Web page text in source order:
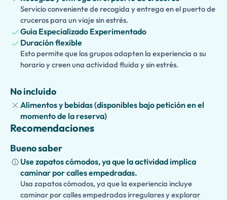
Costa de Amalfi. Las familias también pueden elegir una
visita guiada opcional apta para niños
interactiva, juegos, cuestionarios y actividades divertidas
diseñadas para mantener a los niños enganchados
durante todo el día.
garantizado a tiempo a tu crucero, esta excursión privada
en tierra es la forma perfecta de descubrir la
espectacular Costa de Amalfi a tu propio ritmo mientras
creas recuerdos inolvidables.
Servicio conveniente de recogida y entrega en el puerto de
cruceros para un viaje sin estrés.
Guía Especializado Experimentado
Duración flexible
Esto permite que los grupos adapten la experiencia a su
horario y creen una actividad fluida y sin estrés.
No incluido
Alimentos y bebidas (disponibles bajo petición en el
momento de la reserva)
Recomendaciones
Bueno saber
Use zapatos cómodos, ya que la actividad implica
caminar por calles empedradas.
Usa zapatos cómodos, ya que la experiencia incluye
caminar por calles empedradas irregulares y explorar